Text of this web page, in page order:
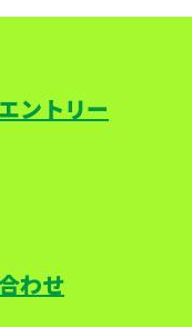
ントリー
わせ